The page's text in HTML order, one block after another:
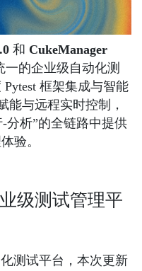
和 CukeManager
的企业级自动化测
框架集成与智能
能与远程实时控制，
分析”的全链路中提供
验。
级测试管理平
测试平台，本次更新